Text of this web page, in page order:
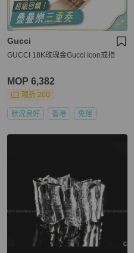
Gucci
GUCCI 18K玫瑰金Gucci Icon戒指
MOP 6,382
現折 200
狀況良好 香港 免運